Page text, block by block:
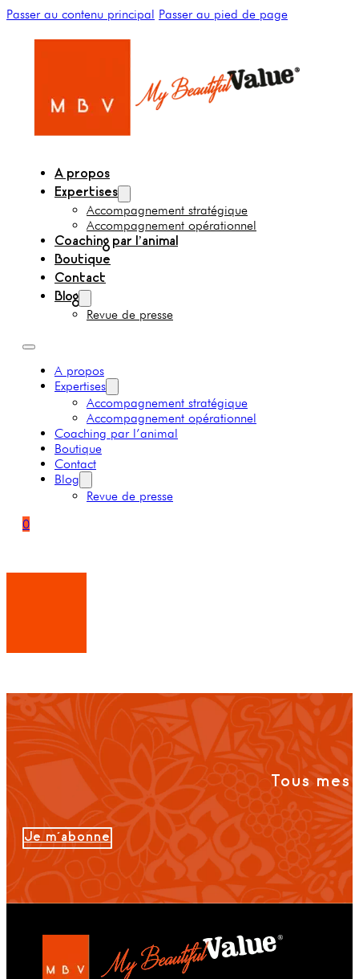
Passer au contenu principal Passer au pied de page
A propos
Expertises
Accompagnement stratégique
Accompagnement opérationnel
Coaching par l’animal
Boutique
Contact
Blog
Revue de presse
A propos
Expertises
Accompagnement stratégique
Accompagnement opérationnel
Coaching par l’animal
Boutique
Contact
Blog
Revue de presse
0
Tous
Je m'abonne